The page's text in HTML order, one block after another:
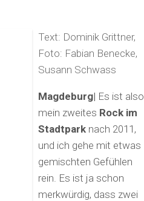
Text: Dominik Grittner,
Foto: Fabian Benecke,
Susann Schwass
Magdeburg| Es ist also
mein zweites Rock im
Stadtpark nach 2011,
und ich gehe mit etwas
gemischten Gefühlen
rein. Es ist ja schon
merkwürdig, dass zwei